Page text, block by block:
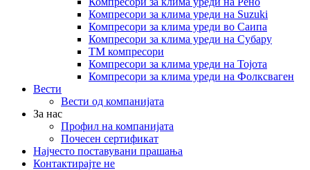
Компресори за клима уреди на Suzuki
Компресори за клима уреди во Саипа
Компресори за клима уреди на Субару
ТМ компресори
Компресори за клима уреди на Тојота
Компресори за клима уреди на Фолксваген
Вести
Вести од компанијата
За нас
Профил на компанијата
Почесен сертификат
Најчесто поставувани прашања
Контактирајте не